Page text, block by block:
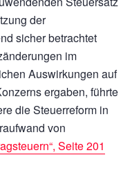
der
sicher betrachtet
im
Auswirkungen auf
ergaben, führte
die Steuerreform in
von
Seite 201